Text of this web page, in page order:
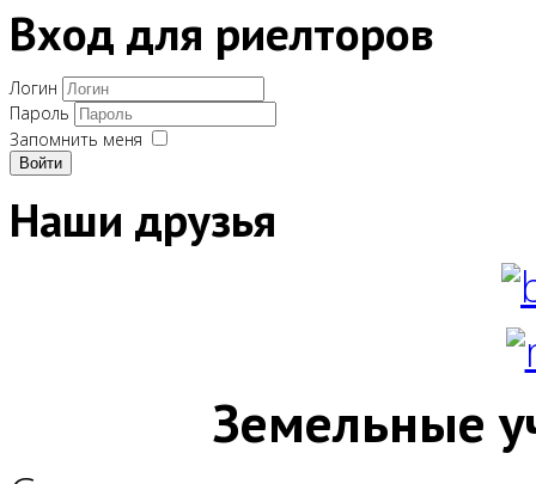
Вход для риелторов
Логин
Пароль
Запомнить меня
Войти
Наши друзья
Земельные